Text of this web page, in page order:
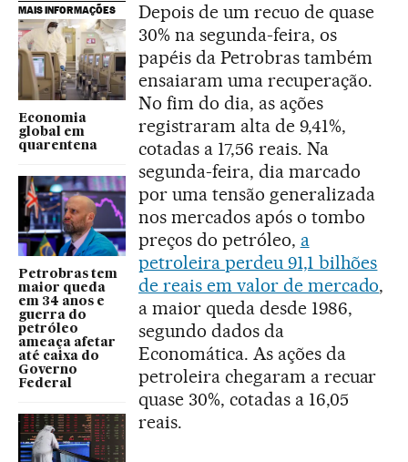
MAIS INFORMAÇÕES
Economia
global em
quarentena
Petrobras tem
maior queda
em 34 anos e
guerra do
petróleo
ameaça afetar
até caixa do
Governo
Federal
Depois de um recuo de quase
30% na segunda-feira, os
papéis da Petrobras também
ensaiaram uma recuperação.
No fim do dia, as ações
registraram alta de 9,41%,
cotadas a 17,56 reais. Na
segunda-feira, dia marcado
por uma tensão generalizada
nos mercados após o tombo
preços do petróleo, a
petroleira perdeu 91,1 bilhões
de reais em valor de mercado,
a maior queda desde 1986,
segundo dados da
Economática. As ações da
petroleira chegaram a recuar
quase 30%, cotadas a 16,05
reais.